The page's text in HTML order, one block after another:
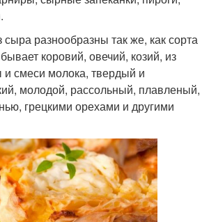
разнообразны так же, как сорта
коровий, овечий, козий, из
смеси молока, твердый и
молодой, рассольный, плавленый,
грецкими орехами и другими